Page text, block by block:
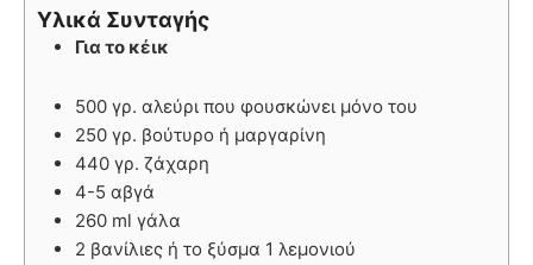
Υλικά Συνταγής
Για το κέικ
500 γρ. αλεύρι που φουσκώνει μόνο του
250 γρ. βούτυρο ή μαργαρίνη
440 γρ. ζάχαρη
4-5 αβγά
260 ml γάλα
2 βανίλιες ή το ξύσμα 1 λεμονιού